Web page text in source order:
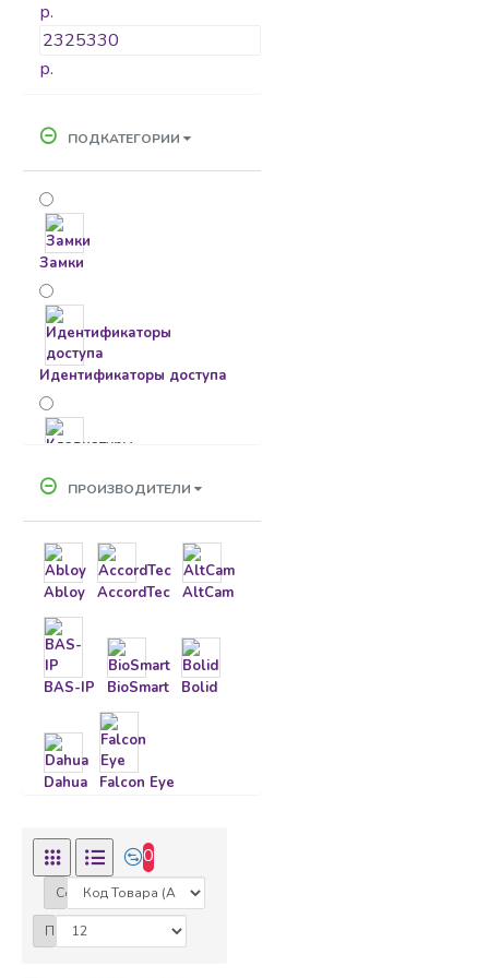
р.
р.
ПОДКАТЕГОРИИ
Замки
Идентификаторы доступа
Ключи и брелки Кнопки
Комплектующие Комплекты
Металлодетекторы
ПРОИЗВОДИТЕЛИ
Abloy AccordTec AltCam
BAS-IP BioSmart Bolid
Dahua Falcon Eye
Hikvision HiWatch
HUNTER IMOU
0
Сортировка:
Показать: